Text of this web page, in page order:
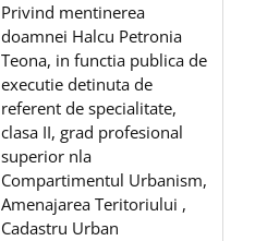
Privind mentinerea
doamnei Halcu Petronia
Teona, in functia publica de
executie detinuta de
referent de specialitate,
clasa II, grad profesional
superior nla
Compartimentul Urbanism,
Amenajarea Teritoriului ,
Cadastru Urban